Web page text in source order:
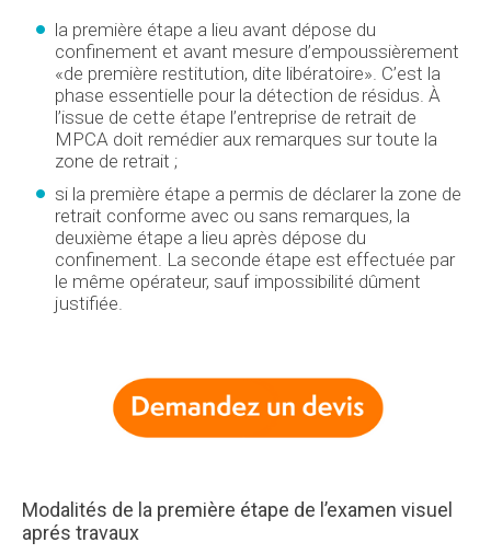
la première étape a lieu avant dépose du
confinement et avant mesure d’empoussièrement
«de première restitution, dite libératoire». C’est la
phase essentielle pour la détection de résidus. À
l’issue de cette étape l’entreprise de retrait de
MPCA doit remédier aux remarques sur toute la
zone de retrait ;
si la première étape a permis de déclarer la zone de
retrait conforme avec ou sans remarques, la
deuxième étape a lieu après dépose du
confinement. La seconde étape est effectuée par
le même opérateur, sauf impossibilité dûment
justifiée.
Modalités de la première étape de l’examen visuel
aprés travaux